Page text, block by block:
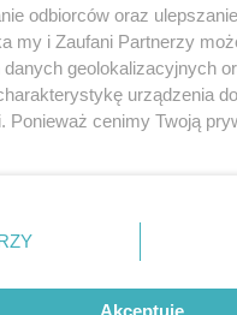
Światła
polityką prywatności regulamin
Skontakuj
Kontakt
Wydawca
Redakcja
odbiorców oraz
my i Zaufani Partnerzy
danych geolokalizacyjnych
urządzenia
Ponieważ cenimy Twoją
znajdujący się w lewym
rodzaje przetwarzania
ale masz prawo
Preferencje będą
Akceptuję